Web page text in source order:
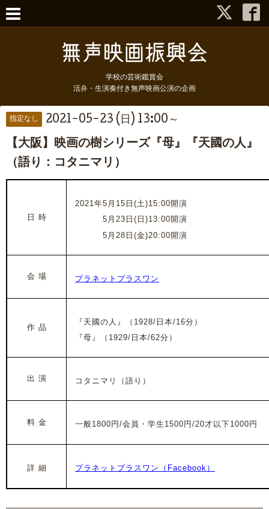
学校の芸術鑑賞会
活弁・生演奏付き無声映画公演の企画
指定なし 2021-05-23 (日) 13:00～
【大阪】映画の樹シリーズ『母』『天國の人』
（語り：コタニマリ）
日 時
2021年5月15日(土)15:00開演
5月23日(日)13:00開演
5月28日(金)20:00開演
会 場 プラネットプラスワン
作 品
『 天國の人』（1928/日本/16分）
『母』（1929/日本/62分）
出 演 コタニマリ（語り）
料 金 一般1800円/会員・学生1500円/20才以下1000円
詳 細 プラネットプラスワン（Facebook）